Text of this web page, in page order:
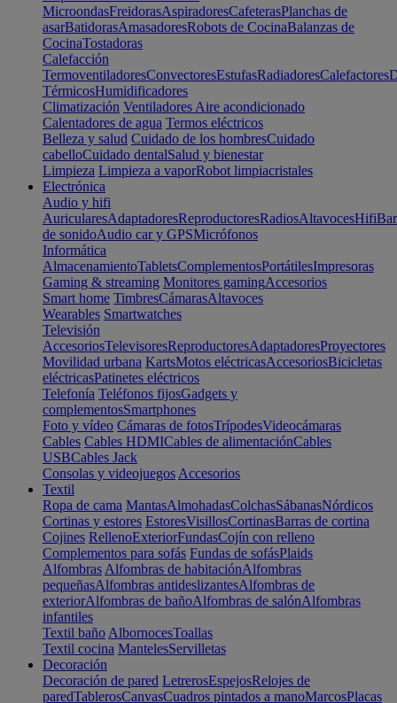
MicroondasFreidorasAspiradoresCafeterasPlanchas de
asarBatidorasAmasadoresRobots de CocinaBalanzas de
CocinaTostadoras
Calefacción
TermoventiladoresConvectoresEstufasRadiadoresCalefactores
TérmicosHumidificadores
Climatización Ventiladores Aire acondicionado
Calentadores de agua Termos eléctricos
Belleza y salud Cuidado de los hombresCuidado
cabelloCuidado dentalSalud y bienestar
Limpieza Limpieza a vaporRobot limpiacristales
Electrónica
Audio y hifi
AuricularesAdaptadoresReproductoresRadiosAltavocesHifi
de sonidoAudio car y GPSMicrófonos
Informática
AlmacenamientoTabletsComplementosPortátilesImpresoras
Gaming & streaming Monitores gamingAccesorios
Smart home TimbresCámarasAltavoces
Wearables Smartwatches
Televisión
AccesoriosTelevisoresReproductoresAdaptadoresProyectores
Movilidad urbana KartsMotos eléctricasAccesoriosBicicletas
eléctricasPatinetes eléctricos
Telefonía Teléfonos fijosGadgets y
complementosSmartphones
Foto y vídeo Cámaras de fotosTrípodesVideocámaras
Cables Cables HDMICables de alimentaciónCables
USBCables Jack
Consolas y videojuegos Accesorios
Textil
Ropa de cama MantasAlmohadasColchasSábanasNórdicos
Cortinas y estores EstoresVisillosCortinasBarras de cortina
Cojines RellenoExteriorFundasCojín con relleno
Complementos para sofás Fundas de sofásPlaids
Alfombras Alfombras de habitaciónAlfombras
pequeñasAlfombras antideslizantesAlfombras de
exteriorAlfombras de bañoAlfombras de salónAlfombras
infantiles
Textil baño AlbornocesToallas
Textil cocina MantelesServilletas
Decoración
Decoración de pared LetrerosEspejosRelojes de
paredTablerosCanvasCuadros pintados a manoMarcosPlacas